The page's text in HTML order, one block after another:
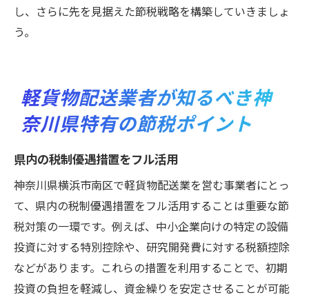
し、さらに先を見据えた節税戦略を構築していきましょ
う。
軽貨物配送業者が知るべき神
奈川県特有の節税ポイント
県内の税制優遇措置をフル活用
神奈川県横浜市南区で軽貨物配送業を営む事業者にとっ
て、県内の税制優遇措置をフル活用することは重要な節
税対策の一環です。例えば、中小企業向けの特定の設備
投資に対する特別控除や、研究開発費に対する税額控除
などがあります。これらの措置を利用することで、初期
投資の負担を軽減し、資金繰りを安定させることが可能